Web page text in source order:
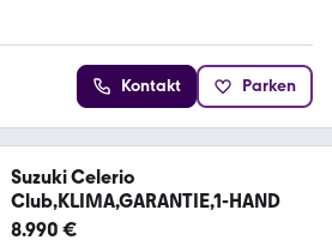
Kontakt Parken
Suzuki Celerio
Club,KLIMA,GARANTIE,1-HAND
8.990 €